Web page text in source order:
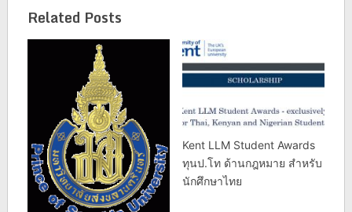
Related Posts
Kent LLM Student Awards
ทุนป.โท ด้านกฎหมาย สำหรับ
นักศึกษาไทย